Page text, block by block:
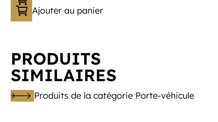
Ajouter au panier
PRODUITS
SIMILAIRES
Produits de la catégorie Porte-véhicule